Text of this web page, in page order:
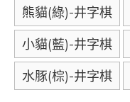
熊貓(綠)-井字棋
小貓(藍)-井字棋
水豚(棕)-井字棋